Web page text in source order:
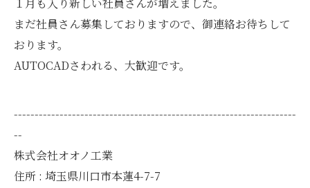
まだ社員さん募集しておりますので、御連絡お待ちして
おります。
AUTOCADさわれる、大歓迎です。
--------------------------------------------------------------------
--
株式会社オオノ工業
住所 : 埼玉県川口市本蓮4-7-7